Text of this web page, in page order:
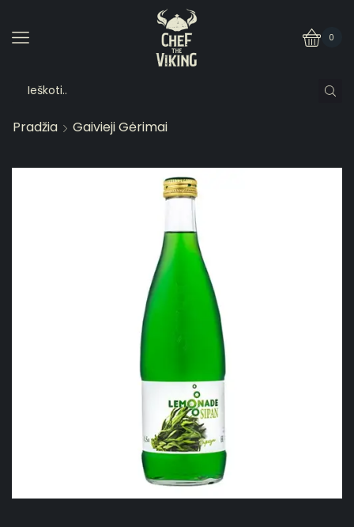
0
Pradžia Gaivieji Gėrimai